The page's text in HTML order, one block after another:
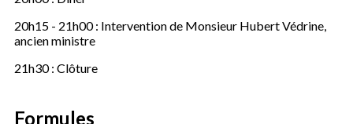
20h15 - 21h00 : Intervention de Monsieur Hubert Védrine,
ancien ministre
21h30 : Clôture
Formules